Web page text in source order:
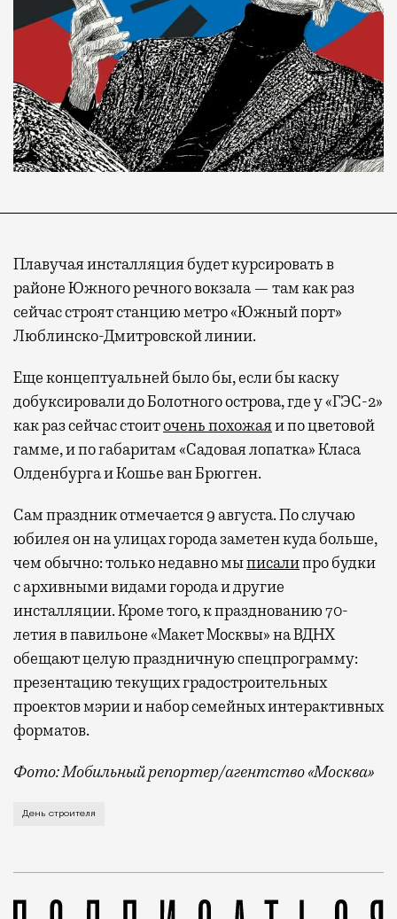
Плавучая инсталляция будет курсировать в
районе Южного речного вокзала — там как раз
сейчас строят станцию метро «Южный порт»
Люблинско-Дмитровской линии.
Еще концептуальней было бы, если бы каску
добуксировали до Болотного острова, где у «ГЭС-2»
как раз сейчас стоиточень похожаяи по цветовой
гамме, и по габаритам «Садовая лопатка» Класа
Олденбурга и Кошье ван Брюгген.
Сам праздник отмечается 9 августа. По случаю
юбилея он на улицах города заметен куда больше,
чем обычно: только недавно мыписалипро будки
с архивными видами города и другие
инсталляции. Кроме того, к празднованию 70-
летия в павильоне «Макет Москвы» на ВДНХ
обещают целую праздничную спецпрограмму:
презентацию текущих градостроительных
проектов мэрии и набор семейных интерактивных
форматов.
Фото: Мобильный репортер/агентство «Москва»
Это каска в фирменных цветах департамента
День строителя